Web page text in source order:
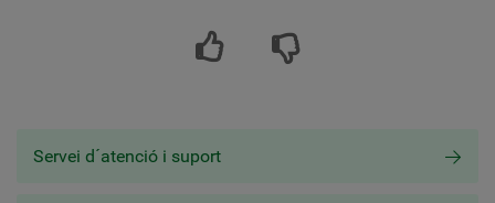
Servei d´atenció i suport